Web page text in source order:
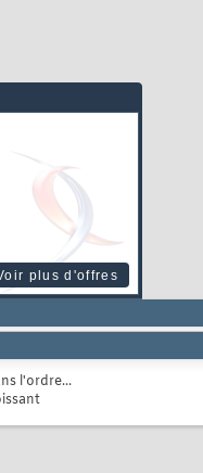
plus d'offres
l'ordre...